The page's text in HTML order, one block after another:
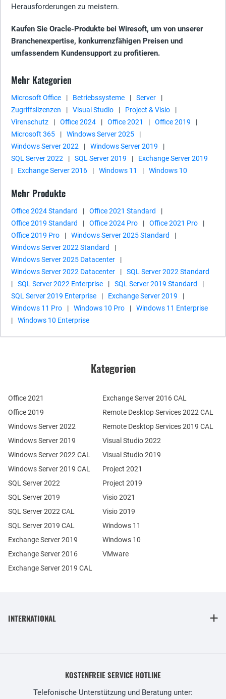
Herausforderungen zu meistern.
Kaufen Sie Oracle-Produkte bei Wiresoft, um von unserer
Branchenexpertise, konkurrenzfähigen Preisen und
umfassendem Kundensupport zu profitieren.
Mehr Kategorien
Microsoft Office | Betriebssysteme | Server
|
Zugriffslizenzen
| Visual Studio | Project & Visio
|
Virenschutz
| Office 2024 | Office 2021 | Office 2019
|
Microsoft 365
| Windows Server 2025
|
Windows Server 2022
| Windows Server 2019
|
SQL Server 2022
| SQL Server 2019 |
Exchange Server 2019
|
Exchange Server 2016 | Windows 11 | Windows 10
Mehr Produkte
Office 2024 Standard | Office 2021 Standard
|
Office 2019 Standard
| Office 2024 Pro | Office 2021 Pro
|
Office 2019 Pro
| Windows Server 2025 Standard
|
Windows Server 2022 Standard
|
Windows Server 2025 Datacenter
|
Windows Server 2022 Datacenter
|
SQL Server 2022 Standard
|
SQL Server 2022 Enterprise | SQL Server 2019 Standard
|
SQL Server 2019 Enterprise
| Exchange Server 2019
|
Windows 11 Pro
| Windows 10 Pro |
Windows 11 Enterprise
|
Windows 10 Enterprise
Kategorien
Office 2021
Office 2019
Windows Server 2022
Windows Server 2019
Exchange Server 2019
Exchange Server 2016
SQL Server 2022
SQL Server 2019
Windows Server 2022 CAL
Windows Server 2019 CAL
SQL Server 2022 CAL
SQL Server 2019 CAL
Remote Desktop Services 2022 CAL
Remote Desktop Services 2019 CAL
Exchange Server 2019 CAL
Exchange Server 2016 CAL
Visual Studio 2022
Visual Studio 2019
Project 2021
Project 2019
Visio 2021
Visio 2019
Windows 11
Windows 10
VMware
INTERNATIONAL
KOSTENFREIE SERVICE HOTLINE
Telefonische Unterstützung und Beratung unter: